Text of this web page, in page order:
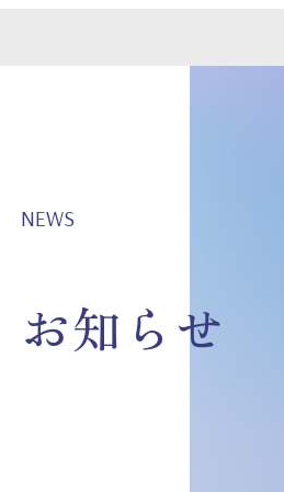
NEWS
お知らせ